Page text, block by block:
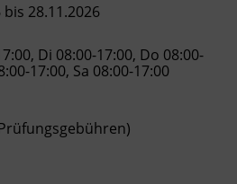
erklären.
einer Last
Lastdiagramm lesen und
Lasten richtig
bis 28.11.2026
Di 08:00-17:00, Do 08:00-
17:00, Sa 08:00-17:00